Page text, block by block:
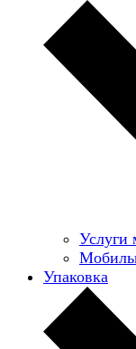
Услуги
Упаковка